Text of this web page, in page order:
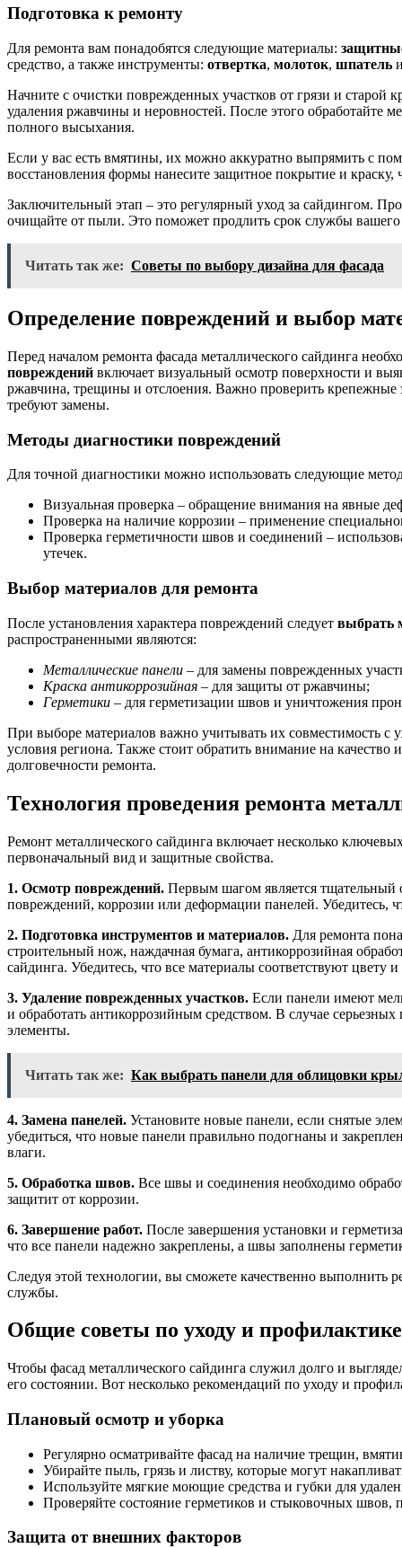
Подготовка к ремонту
Для ремонта вам понадобятся следующие материалы:
средство, а также инструменты: отвертка, молоток, шпатель
Начните с очистки поврежденных участков от грязи и старой
удаления ржавчины и неровностей. После этого обработайте
полного высыхания.
Если у вас есть вмятины, их можно аккуратно выпрямить с
восстановления формы нанесите защитное покрытие и
Заключительный этап – это регулярный уход за сайдингом.
очищайте от пыли. Это поможет продлить срок службы вашего
Читать так же: Советы по выбору дизайна для фасада
Определение повреждений и выбор
Перед началом ремонта фасада металлического сайдинга
повреждений включает визуальный осмотр поверхности и
ржавчина, трещины и отслоения. Важно проверить крепежные
требуют замены.
Методы диагностики повреждений
Для точной диагностики можно использовать следующие
Визуальная проверка – обращение внимания на явные
Проверка на наличие коррозии – применение
Проверка герметичности швов и соединений –
утечек.
Выбор материалов для ремонта
После установления характера повреждений следует выбрать
распространенными являются:
Металлические панели – для замены поврежденных
Краска антикоррозийная – для защиты от ржавчины;
Герметики – для герметизации швов и уничтожения
При выборе материалов важно учитывать их совместимость
условия региона. Также стоит обратить внимание на качество
долговечности ремонта.
Технология проведения ремонта
Ремонт металлического сайдинга включает несколько
первоначальный вид и защитные свойства.
1. Осмотр повреждений. Первым шагом является тщательный
повреждений, коррозии или деформации панелей. Убедитесь,
2. Подготовка инструментов и материалов. Для ремонта
строительный нож, наждачная бумага, антикоррозийная
сайдинга. Убедитесь, что все материалы соответствуют цвету
3. Удаление поврежденных участков. Если панели имеют
и обработать антикоррозийным средством. В случае
элементы.
Читать так же: Как выбрать панели для облицовки
4. Замена панелей. Установите новые панели, если снятые
убедиться, что новые панели правильно подогнаны и
влаги.
5. Обработка швов. Все швы и соединения необходимо
защитит от коррозии.
6. Завершение работ. После завершения установки и
что все панели надежно закреплены, а швы заполнены
Следуя этой технологии, вы сможете качественно выполнить
службы.
Общие советы по уходу и
Чтобы фасад металлического сайдинга служил долго и
его состоянии. Вот несколько рекомендаций по уходу и
Плановый осмотр и уборка
Регулярно осматривайте фасад на наличие трещин,
Убирайте пыль, грязь и листву, которые могут
Используйте мягкие моющие средства и губки для
Проверяйте состояние герметиков и стыковочных швов,
Защита от внешних факторов